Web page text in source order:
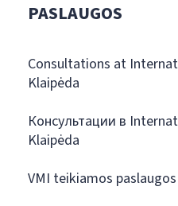
PASLAUGOS
Consultations at
Klaipėda
Консультации в
Klaipėda
VMI teikiamos paslaugos